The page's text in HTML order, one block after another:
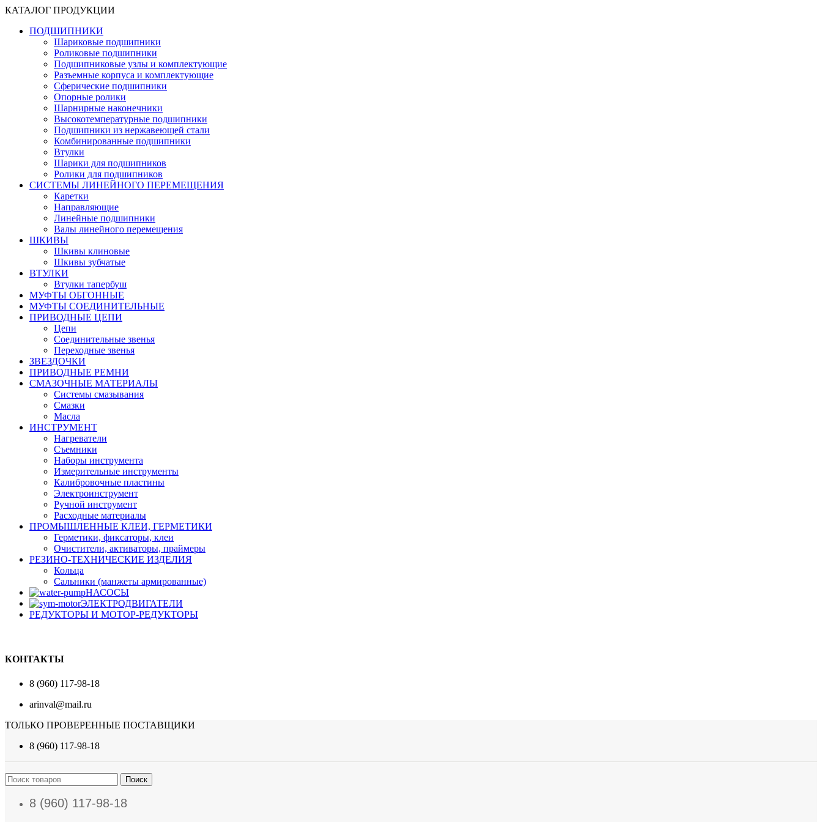
КАТАЛОГ ПРОДУКЦИИ
ПОДШИПНИКИ
Шариковые подшипники
Роликовые подшипники
Подшипниковые узлы и комплектующие
Разъемные корпуса и комплектующие
Сферические подшипники
Опорные ролики
Шарнирные наконечники
Высокотемпературные подшипники
Подшипники из нержавеющей стали
Комбинированные подшипники
Втулки
Шарики для подшипников
Ролики для подшипников
СИСТЕМЫ ЛИНЕЙНОГО ПЕРЕМЕЩЕНИЯ
Каретки
Направляющие
Линейные подшипники
Валы линейного перемещения
ШКИВЫ
Шкивы клиновые
Шкивы зубчатые
ВТУЛКИ
Втулки тапербуш
МУФТЫ ОБГОННЫЕ
МУФТЫ СОЕДИНИТЕЛЬНЫЕ
ПРИВОДНЫЕ ЦЕПИ
Цепи
Соединительные звенья
Переходные звенья
ЗВЕЗДОЧКИ
ПРИВОДНЫЕ РЕМНИ
СМАЗОЧНЫЕ МАТЕРИАЛЫ
Системы смазывания
Смазки
Масла
ИНСТРУМЕНТ
Нагреватели
Съемники
Наборы инструмента
Измерительные инструменты
Калибровочные пластины
Электроинструмент
Ручной инструмент
Расходные материалы
ПРОМЫШЛЕННЫЕ КЛЕИ, ГЕРМЕТИКИ
Герметики, фиксаторы, клеи
Очистители, активаторы, праймеры
РЕЗИНО-ТЕХНИЧЕСКИЕ ИЗДЕЛИЯ
Кольца
Сальники (манжеты армированные)
НАСОСЫ
ЭЛЕКТРОДВИГАТЕЛИ
РЕДУКТОРЫ И МОТОР-РЕДУКТОРЫ
КОНТАКТЫ
8 (960) 117-98-18
arinval@mail.ru
ТОЛЬКО ПРОВЕРЕННЫЕ ПОСТАВЩИКИ
8 (960) 117-98-18
Поиск
8 (960) 117-98-18